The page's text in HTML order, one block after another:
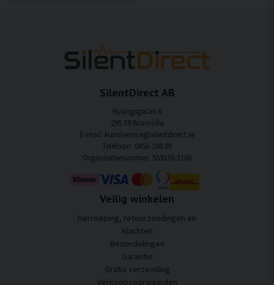
SilentDirect AB
Nyängsgatan 6
295 39 Bromölla
E-mail: kundservice@silentdirect.se
Telefoon: 0456-100 00
Organisatienummer: 559330-3166
Veilig winkelen
Herroeping, retourzendingen en
klachten
Beoordelingen
Garantie
Gratis verzending
Verkoopvoorwaarden